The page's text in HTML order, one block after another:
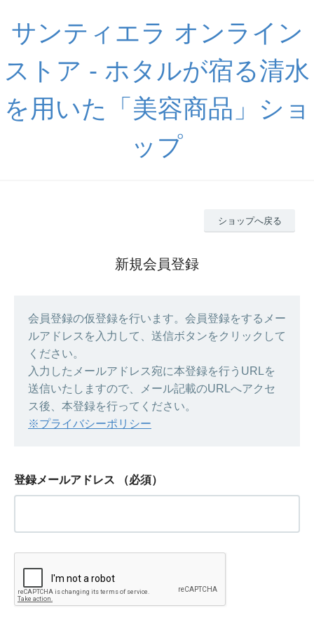
サンティエラ オンライン
ストア - ホタルが宿る清水
を用いた「美容商品」ショ
ップ
ショップへ戻る
新規会員登録
会員登録の仮登録を行います。会員登録をするメー
ルアドレスを入力して、送信ボタンをクリックして
ください。
入力したメールアドレス宛に本登録を行うURLを
送信いたしますので、メール記載のURLへアクセ
ス後、本登録を行ってください。
※プライバシーポリシー
登録メールアドレス （必須）